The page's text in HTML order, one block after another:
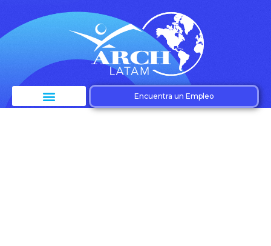
Encuentra un Empleo